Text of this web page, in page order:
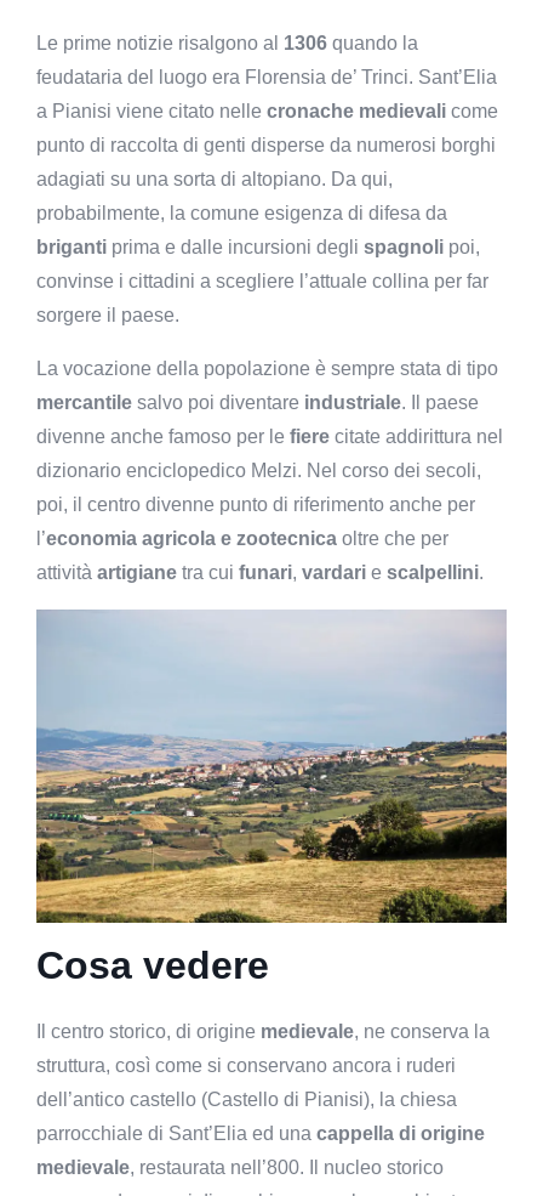
Le prime notizie risalgono al 1306 quando la
feudataria del luogo era Florensia de’ Trinci. Sant’Elia
a Pianisi viene citato nelle cronache medievali come
punto di raccolta di genti disperse da numerosi borghi
adagiati su una sorta di altopiano. Da qui,
probabilmente, la comune esigenza di difesa da
briganti prima e dalle incursioni degli spagnoli poi,
convinse i cittadini a scegliere l’attuale collina per far
sorgere il paese.
La vocazione della popolazione è sempre stata di tipo
mercantile salvo poi diventare industriale. Il paese
divenne anche famoso per le fiere citate addirittura nel
dizionario enciclopedico Melzi. Nel corso dei secoli,
poi, il centro divenne punto di riferimento anche per
l’economia agricola e zootecnica oltre che per
attività artigiane tra cui funari, vardari e scalpellini.
Cosa vedere
Il centro storico, di origine medievale, ne conserva la
struttura, così come si conservano ancora i ruderi
dell’antico castello (Castello di Pianisi), la chiesa
parrocchiale di Sant’Elia ed una cappella di origine
medievale, restaurata nell’800. Il nucleo storico